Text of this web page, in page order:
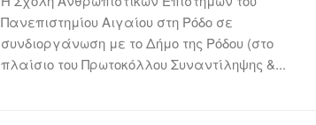
Πανεπιστημίου Αιγαίου στη Ρόδο σε
συνδιοργάνωση με το Δήμο της Ρόδου (στο
πλαίσιο του Πρωτοκόλλου Συναντίληψης &...